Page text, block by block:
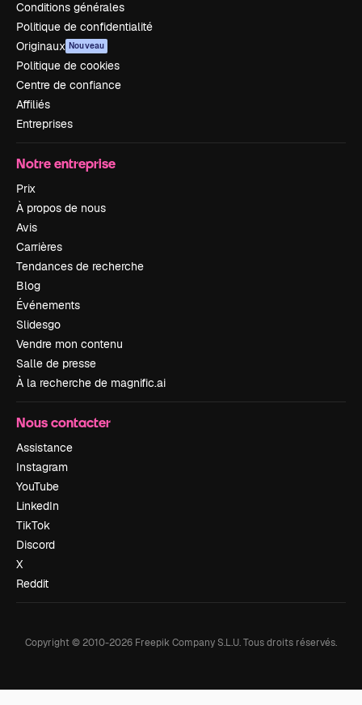
Conditions générales
Politique de confidentialité
Originaux Nouveau
Politique de cookies
Centre de confiance
Affiliés
Entreprises
Notre entreprise
Prix
À propos de nous
Avis
Carrières
Tendances de recherche
Blog
Événements
Slidesgo
Vendre mon contenu
Salle de presse
À la recherche de magnific.ai
Nous contacter
Assistance
Instagram
YouTube
LinkedIn
TikTok
Discord
X
Reddit
Copyright © 2010-2026 Freepik Company S.L.U.Tous droits réservés.